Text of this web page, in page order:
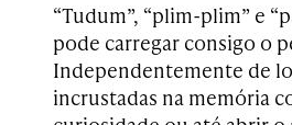
“Tudum”, “plim-plim” e
pode carregar consigo o
Independentemente de
incrustadas na memória